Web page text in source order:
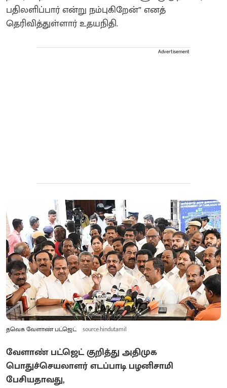
பதிலளிப்பார் என்று நம்புகிறேன்” எனத்
தெரிவித்துள்ளார் உதயநிதி.
Advertisement
தவெக வேளாண் பட்ஜெட் source:hindutamil
வேளாண் பட்ஜெட் குறித்து அதிமுக
பொதுச்செயலாளர் எடப்பாடி பழனிசாமி
பேசியதாவது,